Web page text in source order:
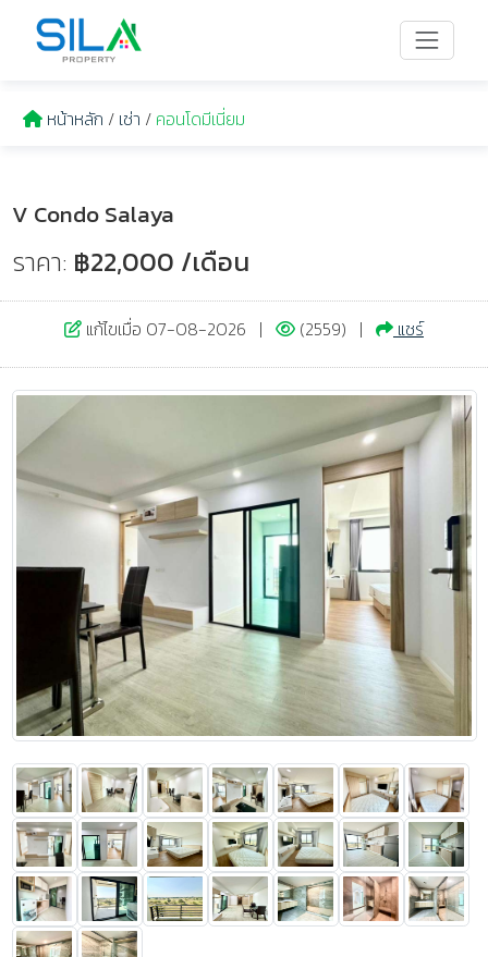
หน้าหลัก / เช่า / คอนโดมีเนี่ยม
V Condo Salaya
ราคา: ฿22,000 /เดือน
แก้ไขเมื่อ 07-08-2026 | (2559) | แชร์